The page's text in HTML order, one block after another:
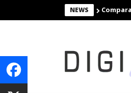
NEWS